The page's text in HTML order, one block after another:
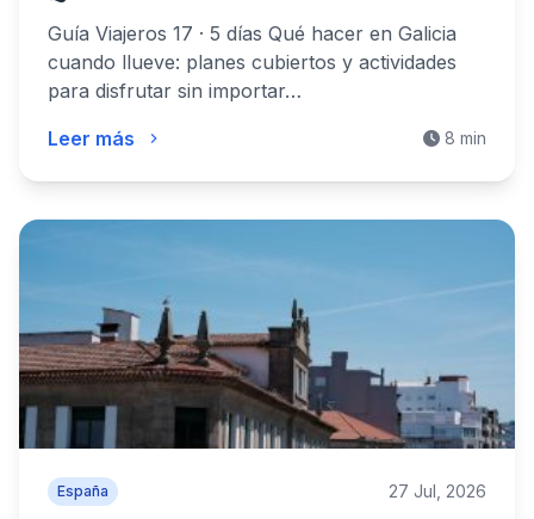
Guía Viajeros 17 · 5 días Qué hacer en Galicia
cuando llueve: planes cubiertos y actividades
para disfrutar sin importar…
Leer más
8 min
España 27 Jul, 2026